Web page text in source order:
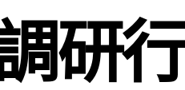
研